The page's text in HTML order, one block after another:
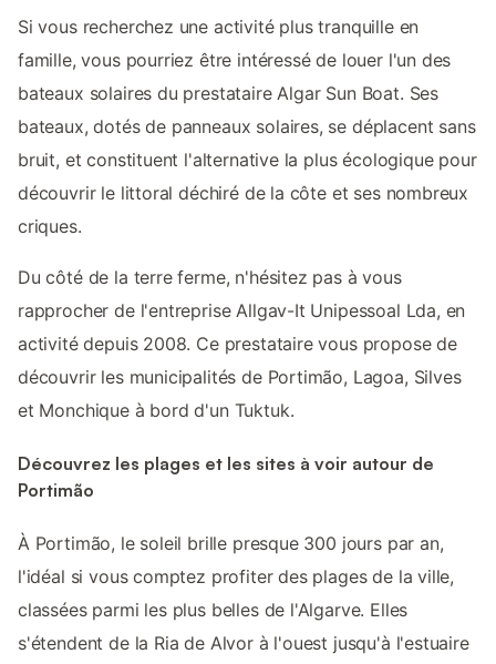
Si vous recherchez une activité plus tranquille en
famille, vous pourriez être intéressé de louer l'un des
bateaux solaires du prestataire Algar Sun Boat. Ses
bateaux, dotés de panneaux solaires, se déplacent sans
bruit, et constituent l'alternative la plus écologique pour
découvrir le littoral déchiré de la côte et ses nombreux
criques.
Du côté de la terre ferme, n'hésitez pas à vous
rapprocher de l'entreprise Allgav-It Unipessoal Lda, en
activité depuis 2008. Ce prestataire vous propose de
découvrir les municipalités de Portimão, Lagoa, Silves
et Monchique à bord d'un Tuktuk.
Découvrez les plages et les sites à voir autour de
Portimão
À Portimão, le soleil brille presque 300 jours par an,
l'idéal si vous comptez profiter des plages de la ville,
classées parmi les plus belles de l'Algarve. Elles
s'étendent de la Ria de Alvor à l'ouest jusqu'à l'estuaire